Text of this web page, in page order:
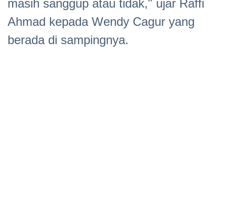
masih sanggup atau tidak," ujar Raffi
Ahmad kepada Wendy Cagur yang
berada di sampingnya.